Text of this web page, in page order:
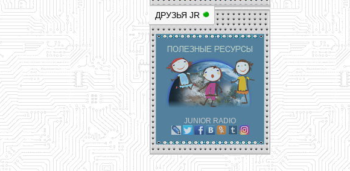
ДРУЗЬЯ JR
JUNIOR RADIO